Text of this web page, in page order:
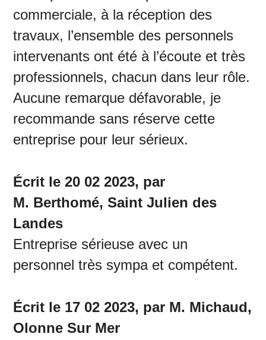
commerciale, à la réception des
travaux, l’ensemble des personnels
intervenants ont été à l’écoute et très
professionnels, chacun dans leur rôle.
Aucune remarque défavorable, je
recommande sans réserve cette
entreprise pour leur sérieux.
Écrit le 20 02 2023, par
M. Berthomé, Saint Julien des
Landes
Entreprise sérieuse avec un
personnel très sympa et compétent.
Écrit le 17 02 2023, par M. Michaud,
Olonne Sur Mer